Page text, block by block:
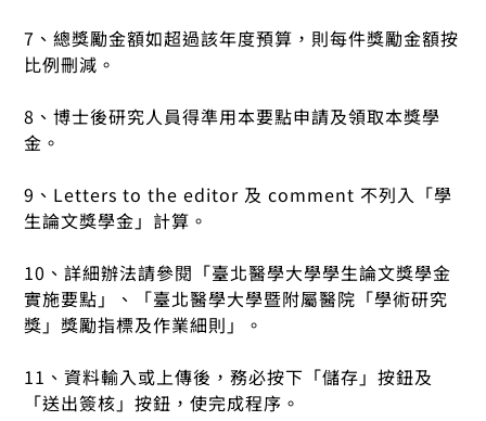
7、總獎勵金額如超過該年度預算，則每件獎勵金額按
比例刪減。
8、博士後研究人員得準用本要點申請及領取本獎學
金。
9、Letters to the editor 及 comment 不列入「學
生論文獎學金」計算。
10、詳細辦法請參閱「臺北醫學大學學生論文獎學金
實施要點」、「臺北醫學大學暨附屬醫院「學術研究
獎」獎勵指標及作業細則」。
11、資料輸入或上傳後，務必按下「儲存」按鈕及
「送出簽核」按鈕，使完成程序。